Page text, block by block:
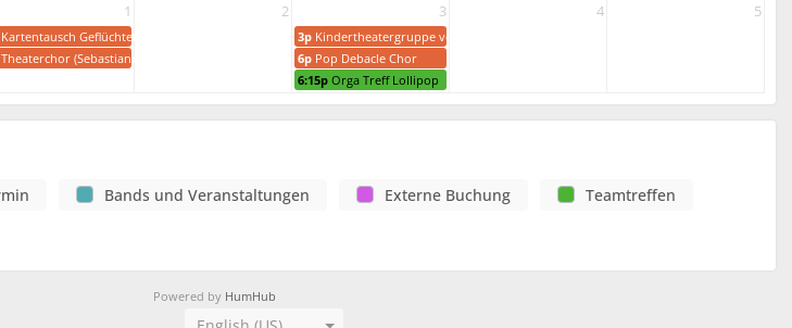
1 2 3 4 5
Kartentausch Geflüchtete 3p Kindertheatergruppe von Buntinade
Theaterchor (Sebastian) 6p Pop Debacle Chor
6:15p Orga Treff Lollipop
Bands und Veranstaltungen Externe Buchung
Teamtreffen
Powered by HumHub